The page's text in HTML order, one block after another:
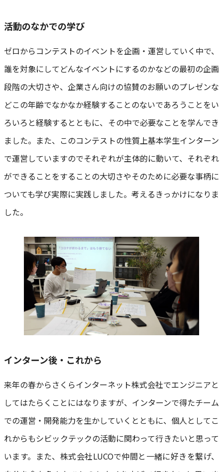
活動のなかでの学び
ゼロからコンテストのイベントを企画・運営していく中で、
誰を対象にしてどんなイベントにするのかなどの最初の企画
段階の大切さや、企業さん向けの協賛のお願いのプレゼンな
どこの年齢でなかなか経験することのないであろうことをい
ろいろと経験するとともに、その中で必要なことを学んでき
ました。また、このコンテストの性質上基本学生インターン
で運営していますのでそれぞれが主体的に動いて、それぞれ
ができることをすることの大切さやそのために必要な事柄に
ついても学び実際に実践しました。考えるきっかけになりま
した。
インターン後・これから
来年の春からさくらインターネット株式会社でエンジニアと
してはたらくことにはなりますが、インターンで得たチーム
での運営・開発能力を生かしていくとともに、個人としてこ
れからもシビックテックの活動に関わって行きたいと思って
います。また、株式会社LUCOで仲間と一緒に好きを繋げ、